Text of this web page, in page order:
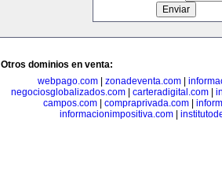
Otros dominios en venta:
webpago.com
zonadeventa.com
negociosglobalizados.com
carteradigital.com
campos.com
compraprivada.com
informacionimpositiva.com